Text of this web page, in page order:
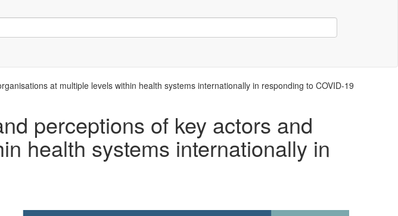
at multiple levels within health systems internationally in responding to COVID-19
perceptions of key actors and
health systems internationally in